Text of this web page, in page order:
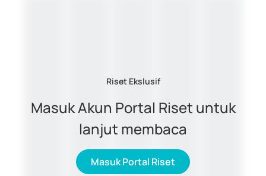
Riset Ekslusif
Masuk Akun Portal Riset untuk
lanjut membaca
Masuk Portal Riset